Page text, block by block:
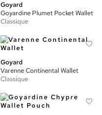
Goyard
Goyardine Plumet Pocket Wallet
Classique
Goyard
Varenne Continental Wallet
Classique